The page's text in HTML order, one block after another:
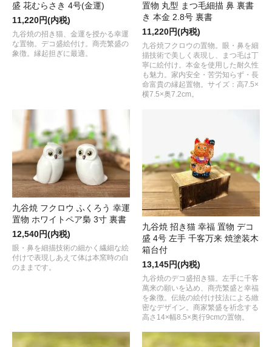
盛 花むらさき 4号(金運)
11,220円(内税)
九谷焼の招き猫、金運を授かる幸運
な置物。デコ盛絵付け。商売繁盛の
象徴。縁起担ぎに最適。
置物 丸型 まつ毛細描 鼻 裏書
き 本金 2.8号 裏書
11,220円(内税)
九谷焼フクロウの置物。眼・鼻を細
描技術で美しく表現し、まつ毛は丁
寧に絵付け。本金を使用した耐久性
も魅力。家内安全・苦労知らず・長
命富貴の縁起置物。サイズ：高7.5×
横7.5×奥7.2cm。
九谷焼 フクロウ ふくろう 幸運
置物 ホワイトペア梟 3寸 裏書
12,540円(内税)
眼・鼻を細描技術の細かく繊細な絵
付けで表現しあえて体は本窯時の白
のままです。
九谷焼 招き猫 幸福 置物 デコ
盛 4号 左手 千客万来 焼塗装木
箱台付
13,145円(内税)
九谷焼のデコ盛招き猫。左手に千客
萬来の願いを込め、商売繁盛と幸福
を象徴。伝統の絵付け技法による緻
密なデザイン。商家繁盛を祈念する
高さ14×幅8.5×奥行9cmの置物。